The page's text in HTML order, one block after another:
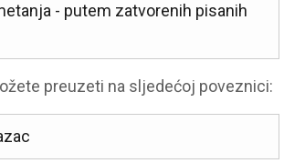
- putem zatvorenih pisanih
preuzeti na sljedećoj poveznici: